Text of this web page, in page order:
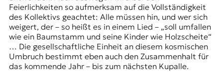
Feierlichkeiten so aufmerksam auf die Vollständigkeit
des Kollektivs geachtet: Alle müssen hin, und wer sich
weigert, der – so heißt es in einem Lied – „soll umfallen
wie ein Baumstamm und seine Kinder wie Holzscheite“
… Die gesellschaftliche Einheit an diesem kosmischen
Umbruch bestimmt eben auch den Zusammenhalt für
das kommende Jahr – bis zum nächsten Kupalle.